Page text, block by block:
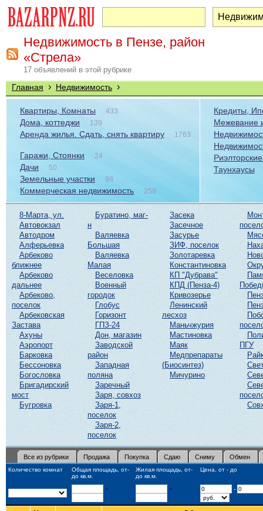
Недвижимость в Пензе, район
«Стрела»
17 объявлений в этой рубрике
Главная › Недвижимость ›
Квартиры, Комнаты 433
Дома, коттеджи 139
Аренда жилья. Сдать, снять квартиру 1763
Гаражи, Стоянки 24
Дачи 50
Земельные участки 98
Коммерческая недвижимость 259
Кредиты,
Межевание
Таунхаусы
8-Марта, ул.
Автовокзал
Автодром
Алферьевка
Арбеково
ближнее
Арбеково
дальнее
Арбеково,
поселок
Арбековская
Застава
Ахуны
Аэропорт
Барковка
Бессоновка
Богословка
Бригадирский
мост
Бугровка
Буратино, маг-
н
Валяевка
Большая
Валяевка
Малая
Веселовка
Военный
городок
Глобус
Горизонт
ГПЗ-24
Дон, магазин
Заводской
район
Западная
поляна
Заречный
Заря, совхоз
Заря-1,
поселок
Заря-2,
поселок
Засека
Засечное
Засурье
ЗИФ, поселок
Золотаревка
Константиновка
КП "Дубрава"
КПД (Пенза-4)
Кривозерье
Ленинский
лесхоз
Маньчжурия
Мастиновка
Маяк
Медпрепараты
(Биосинтез)
Мичурино
ПГУ
Все из рубрики Продажа Покупка Сдаю Сниму Обмен
Количество комнат
Общая площадь, от-
до кв.м.
Жилая площадь, от-
до кв.м.
Цена, от - до
- - -